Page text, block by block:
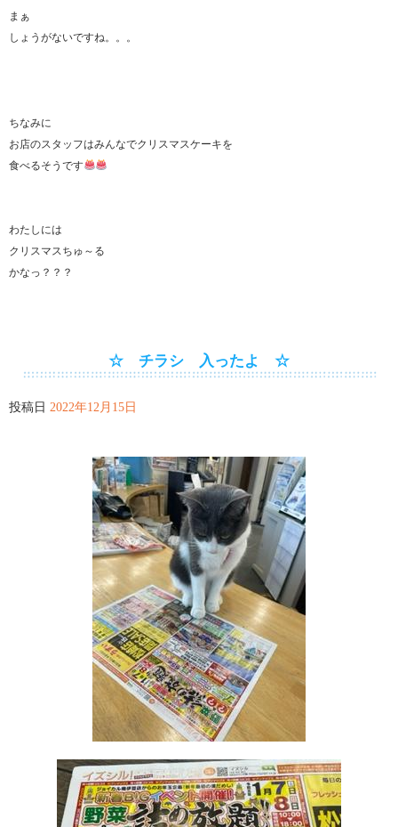
まぁ
しょうがないですね。。。
ちなみに
お店のスタッフはみんなでクリスマスケーキを
食べるそうです
わたしには
クリスマスちゅ～る
かなっ？？？
☆ チラシ 入ったよ ☆
投稿日 2022年12月15日